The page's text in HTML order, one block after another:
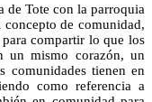
de Tote con la parroquia
de comunidad,
compartir lo que los
un mismo corazón, un
comunidades tienen en
como referencia a